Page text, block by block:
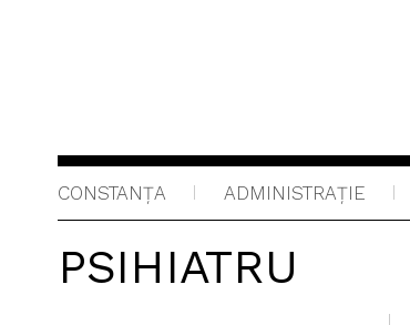
CONSTANȚA ADMINISTRAŢIE
PSIHIATRU